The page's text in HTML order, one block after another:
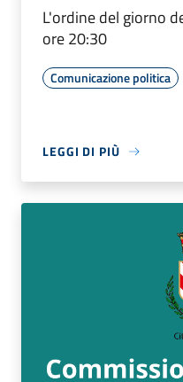
L'ordine del giorno
ore 20:30
Comunicazione politica
LEGGI DI PIÙ